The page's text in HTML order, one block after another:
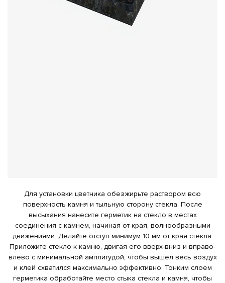
Для установки цветника обезжирьте раствором всю
поверхность камня и тыльную сторону стекла. После
высыхания нанесите герметик на стекло в местах
соединения с камнем, начиная от края, волнообразными
движениями. Делайте отступ минимум 10 мм от края стекла.
Приложите стекло к камню, двигая его вверх-вниз и вправо-
влево с минимальной амплитудой, чтобы вышел весь воздух
и клей схватился максимально эффективно. Тонким слоем
герметика обработайте место стыка стекла и камня, чтобы